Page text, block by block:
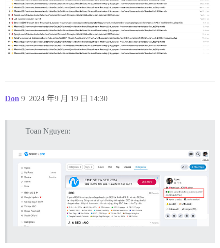
Don 2024 年9 月 19 日 14:30
9
Toan Nguyen: